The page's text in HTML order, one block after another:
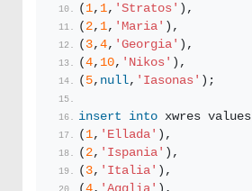
( 1, 1, 'Stratos' ),
( 2, 1, 'Maria' ),
( 3, 4, 'Georgia' ),
( 4, 10, 'Nikos' ),
( 5, null, 'Iasonas' );
insert into xwres values
( 1, 'Ellada' ),
( 2, 'Ispania' ),
( 3, 'Italia' ),